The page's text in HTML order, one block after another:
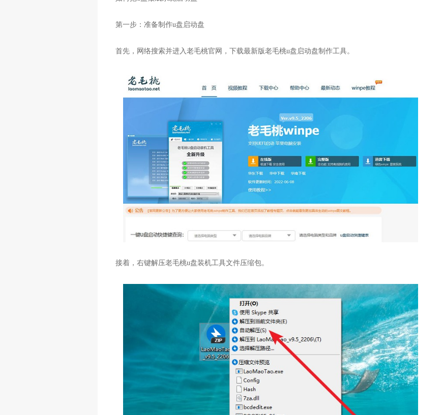
第一步：准备制作u盘启动盘
首先，网络搜索并进入老毛桃官网，下载最新版老毛桃u盘启动盘制作工具。
接着，右键解压老毛桃u盘装机工具文件压缩包。